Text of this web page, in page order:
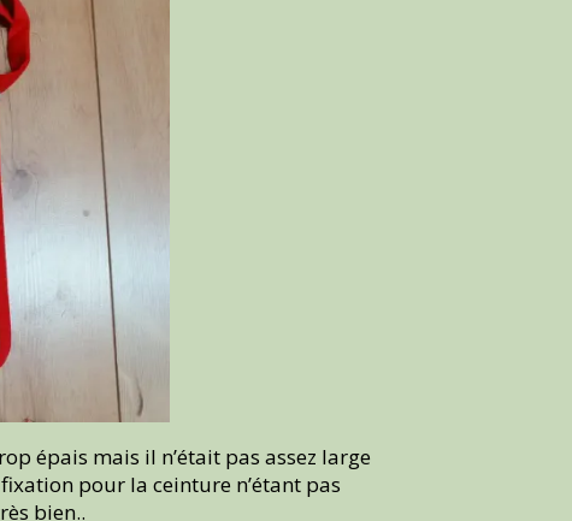
épais mais il n’était pas assez large
pour la ceinture n’étant pas
bien..